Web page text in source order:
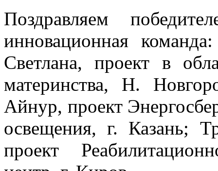
Поздравляем
инновационная
Светлана, проект в
материнства, Н.
Айнур, проект
освещения, г. Казань;
проект